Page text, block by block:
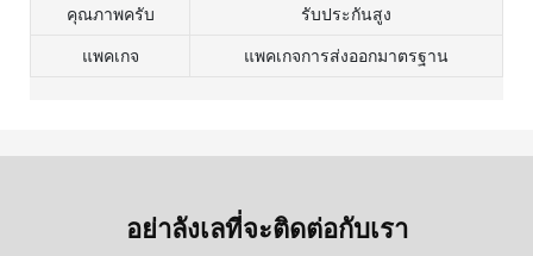
คุณภาพครับ
รับประกันสูง
แพคเกจ
แพคเกจการส่งออกมาตรฐาน
อย่าลังเลที่จะติดต่อกับเรา